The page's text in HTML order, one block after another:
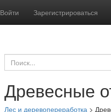
Войти Зарегистрироваться
Древесные
Лес и деревопереработка>